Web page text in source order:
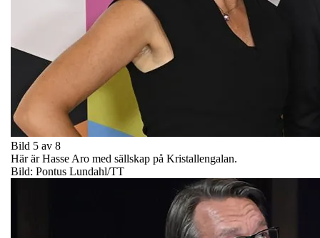
Bild 5 av 8
Här är Hasse Aro med sällskap på Kristallengalan.
Bild: Pontus Lundahl/TT